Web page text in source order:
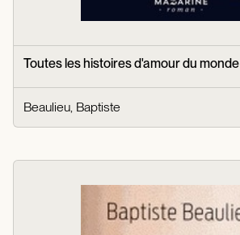
Toutes les histoires d'amour du monde
Beaulieu, Baptiste